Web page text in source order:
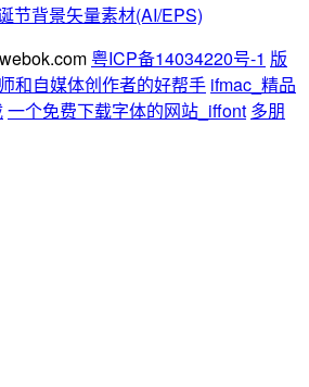
节背景矢量素材(AI/EPS)
粤ICP备14034220号-1 版
和自媒体创作者的好帮手 ifmac_精品
一个免费下载字体的网站_iffont 多朋